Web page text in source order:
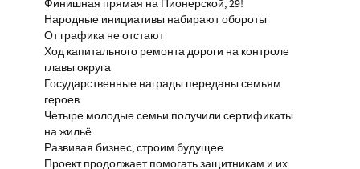
Финишная прямая на Пионерской, 29!
Народные инициативы набирают обороты
От графика не отстают
Ход капитального ремонта дороги на контроле
главы округа
Государственные награды переданы семьям
героев
Четыре молодые семьи получили сертификаты
на жильё
Развивая бизнес, строим будущее
Проект продолжает помогать защитникам и их